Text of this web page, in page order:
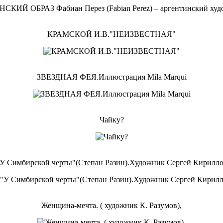
КРАМСКОЙ И.В."НЕИЗВЕСТНАЯ"
ЗВЕЗДНАЯ ФЕЯ.Иллюстрация Mila Marqui
Чайку?
Симбирской черты"(Степан Разин).Художник Сергей
Женщина-мечта. ( художник К. Разумов),